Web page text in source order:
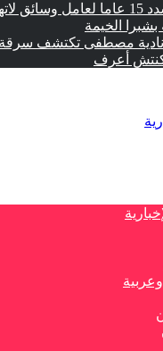
السجن المشدد 15 عاما لعامل
الخيمة
عاماً نادية مصطفى تكتشف
أعرف